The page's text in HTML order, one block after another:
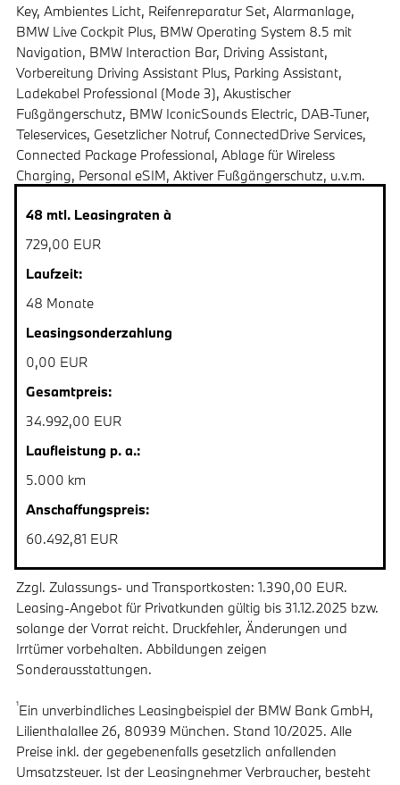
Key, Ambientes Licht, Reifenreparatur Set, Alarmanlage,
BMW Live Cockpit Plus, BMW Operating System 8.5 mit
Navigation, BMW Interaction Bar, Driving Assistant,
Vorbereitung Driving Assistant Plus, Parking Assistant,
Ladekabel Professional (Mode 3), Akustischer
Fußgängerschutz, BMW IconicSounds Electric, DAB-Tuner,
Teleservices, Gesetzlicher Notruf, ConnectedDrive Services,
Connected Package Professional, Ablage für Wireless
Charging, Personal eSIM, Aktiver Fußgängerschutz, u.v.m.
48 mtl. Leasingraten à
729,00 EUR
Laufzeit:
48 Monate
Leasingsonderzahlung
0,00 EUR
Gesamtpreis:
34.992,00 EUR
Laufleistung p. a.:
5.000 km
Anschaffungspreis:
60.492,81 EUR
Zzgl. Zulassungs- und Transportkosten: 1.390,00 EUR.
Leasing-Angebot für Privatkunden gültig bis 31.12.2025 bzw.
solange der Vorrat reicht. Druckfehler, Änderungen und
Irrtümer vorbehalten. Abbildungen zeigen
Sonderausstattungen.
¹Ein unverbindliches Leasingbeispiel der BMW Bank GmbH,
Lilienthalallee 26, 80939 München. Stand 10/2025. Alle
Preise inkl. der gegebenenfalls gesetzlich anfallenden
Umsatzsteuer. Ist der Leasingnehmer Verbraucher, besteht